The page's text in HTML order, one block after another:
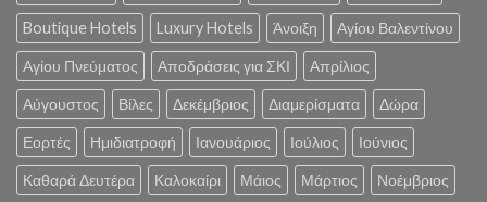
Boutique Hotels Luxury Hotels Άνοιξη Αγίου Βαλεντίνου
Αγίου Πνεύματος Αποδράσεις για ΣΚΙ Απρίλιος
Αύγουστος Βίλες Δεκέμβριος Διαμερίσματα Δώρα
Εορτές Ημιδιατροφή Ιανουάριος Ιούλιος Ιούνιος
Καθαρά Δευτέρα Καλοκαίρι Μάιος Μάρτιος Νοέμβριος